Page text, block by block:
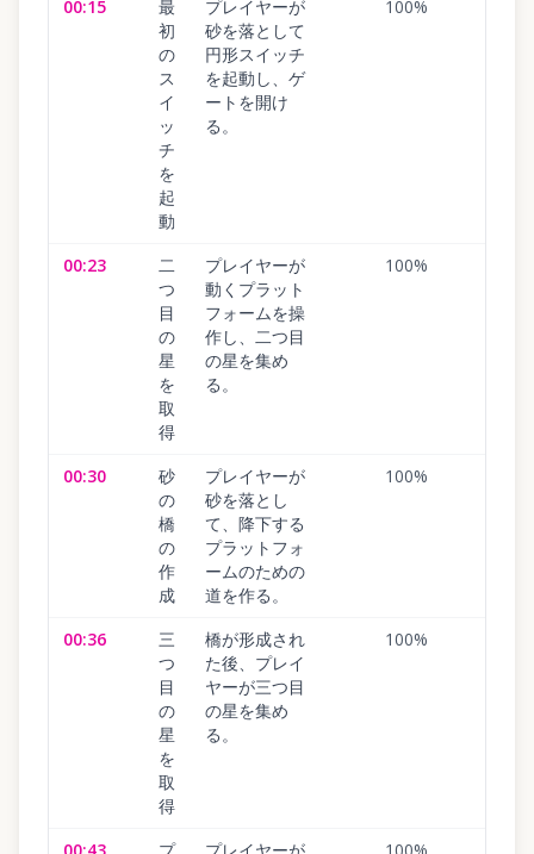
00:15
最
初
の
ス
イ
ッ
チ
を
起
動
プレイヤーが
砂を落として
円形スイッチ
を起動し、ゲ
ートを開け
る。
100%
00:23
二
つ
目
の
星
を
取
得
プレイヤーが
動くプラット
フォームを操
作し、二つ目
の星を集め
る。
100%
00:30
砂
の
橋
の
作
成
プレイヤーが
砂を落とし
て、降下する
プラットフォ
ームのための
道を作る。
100%
00:36
三
つ
目
の
星
を
取
得
橋が形成され
た後、プレイ
ヤーが三つ目
の星を集め
る。
100%